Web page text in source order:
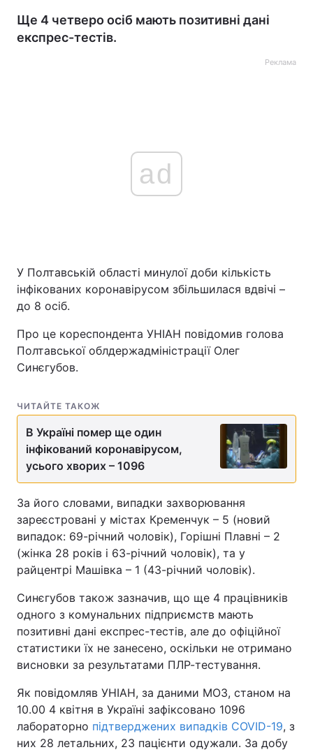
Ще 4 четверо осіб мають позитивні дані
експрес-тестів.
Реклама
ad
У Полтавській області минулої доби кількість
інфікованих коронавірусом збільшилася вдвічі –
до 8 осіб.
Про це кореспондента УНІАН повідомив голова
Полтавської облдержадміністрації Олег
Синєгубов.
ЧИТАЙТЕ ТАКОЖ
В Україні помер ще один
інфікований коронавірусом,
усього хворих – 1096
За його словами, випадки захворювання
зареєстровані у містах Кременчук – 5 (новий
випадок: 69-річний чоловік), Горішні Плавні – 2
(жінка 28 років і 63-річний чоловік), та у
райцентрі Машівка – 1 (43-річний чоловік).
Синєгубов також зазначив, що ще 4 працівників
одного з комунальних підприємств мають
позитивні дані експрес-тестів, але до офіційної
статистики їх не занесено, оскільки не отримано
висновки за результатами ПЛР-тестування.
Як повідомляв УНІАН, за даними МОЗ, станом на
10.00 4 квітня в Україні зафіксовано 1096
лабораторно підтверджених випадків COVID-19, з
них 28 летальних, 23 пацієнти одужали. За добу